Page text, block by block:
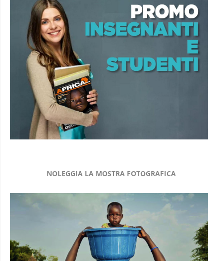
NOLEGGIA LA MOSTRA FOTOGRAFICA